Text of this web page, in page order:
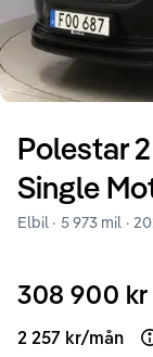
Polestar2
Single
Elbil · 5 973 mil ·
308 900 kr
2 257 kr/mån